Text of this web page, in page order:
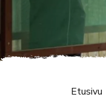
Etusivu